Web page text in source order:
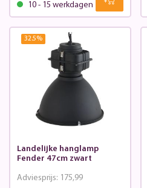
10 - 15 werkdagen
32.5%
Landelijke hanglamp
Fender 47cm zwart
Adviesprijs: 175,99